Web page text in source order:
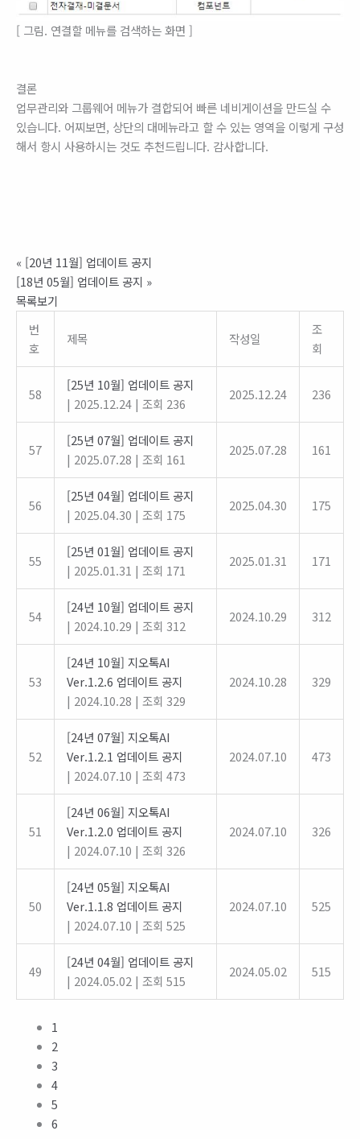
[ 그림. 연결할 메뉴를 검색하는 화면 ]
결론
업무관리와 그룹웨어 메뉴가 결합되어 빠른 네비게이션을 만드실 수
있습니다. 어찌보면, 상단의 대메뉴라고 할 수 있는 영역을 이렇게 구성
해서 항시 사용하시는 것도 추천드립니다. 감사합니다.
« [20년 11월] 업데이트 공지
[18년 05월] 업데이트 공지 »
목록보기
번
호
제목 작성일
조
회
58
[25년 10월] 업데이트 공지
| 2025.12.24 | 조회 236
2025.12.24 236
57
[25년 07월] 업데이트 공지
| 2025.07.28 | 조회 161
2025.07.28 161
56
[25년 04월] 업데이트 공지
| 2025.04.30 | 조회 175
2025.04.30 175
55
[25년 01월] 업데이트 공지
| 2025.01.31 | 조회 171
2025.01.31 171
54
[24년 10월] 업데이트 공지
| 2024.10.29 | 조회 312
2024.10.29 312
53
[24년 10월] 지오톡AI
Ver.1.2.6 업데이트 공지
| 2024.10.28 | 조회 329
2024.10.28 329
52
[24년 07월] 지오톡AI
Ver.1.2.1 업데이트 공지
| 2024.07.10 | 조회 473
2024.07.10 473
51
[24년 06월] 지오톡AI
Ver.1.2.0 업데이트 공지
| 2024.07.10 | 조회 326
2024.07.10 326
50
[24년 05월] 지오톡AI
Ver.1.1.8 업데이트 공지
| 2024.07.10 | 조회 525
2024.07.10 525
49
[24년 04월] 업데이트 공지
| 2024.05.02 | 조회 515
2024.05.02 515
1
2
3
4
5
6